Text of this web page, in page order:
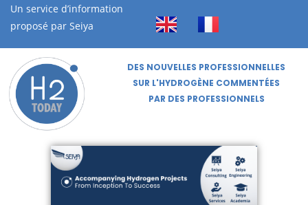
Un service d’information
proposé par Seiya
DES NOUVELLES PROFESSIONNELLES
SUR L'HYDROGÈNE COMMENTÉES
PAR DES PROFESSIONNELS